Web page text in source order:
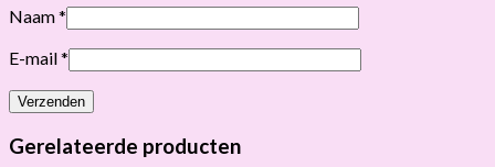
Naam*
E-mail*
Gerelateerde producten